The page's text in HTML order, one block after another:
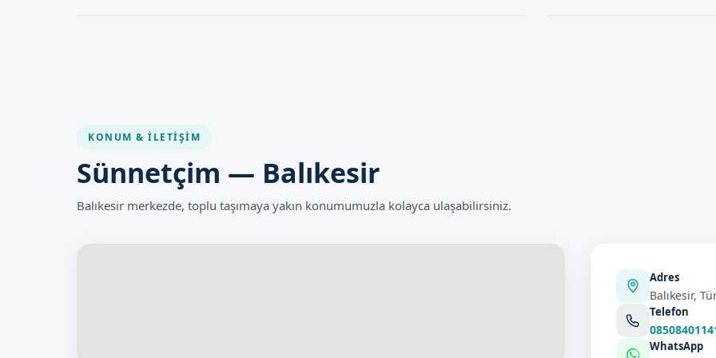
KONUM & İLETIŞIM
Sünnetçim — Balıkesir
Balıkesir merkezde, toplu taşımaya yakın konumumuzla kolayca ulaşabilirsiniz.
Adres
Balıkesir,
Telefon
WhatsApp